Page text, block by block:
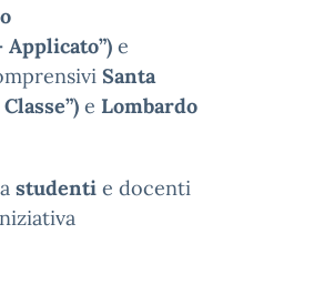
Applicato”) e
Santa
e Lombardo
studenti e docenti